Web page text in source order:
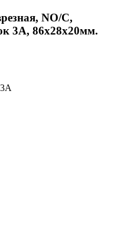
NO/C,
3А, 86х28х20мм.